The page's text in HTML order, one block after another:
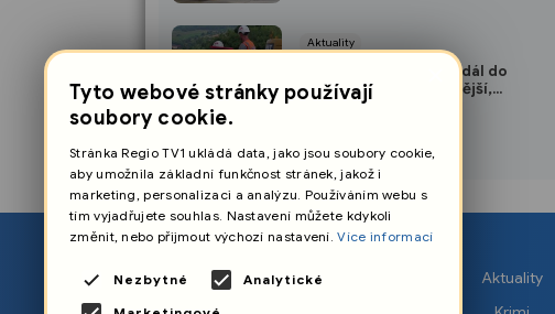
Aktuality
Hlavní tah na Krnov a dál do
Polska bude bezpečnější,
pokračuje také stavba jižního
O nás
Aktuality
Tyto webové stránky používají
soubory cookie.
Stránka Regio TV1 ukládá data, jako jsou soubory cookie,
aby umožnila základní funkčnost stránek, jakož i
marketing, personalizaci a analýzu. Používáním webu s
tím vyjadřujete souhlas. Nastavení můžete kdykoli
změnit, nebo přijmout výchozí nastavení.Více informací
Nezbytné
Analytické